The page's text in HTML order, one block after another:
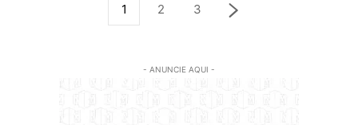
1 2 3
- ANUNCIE AQUI -